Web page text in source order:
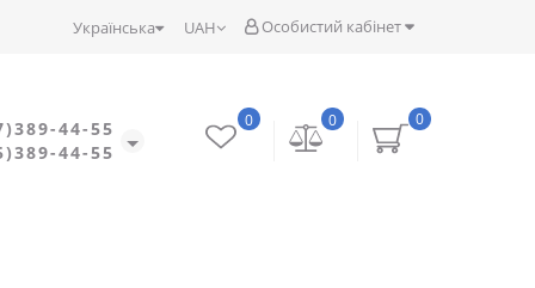
Особистий кабінет
UAH
Українська
44-55
44-55
0
0
0